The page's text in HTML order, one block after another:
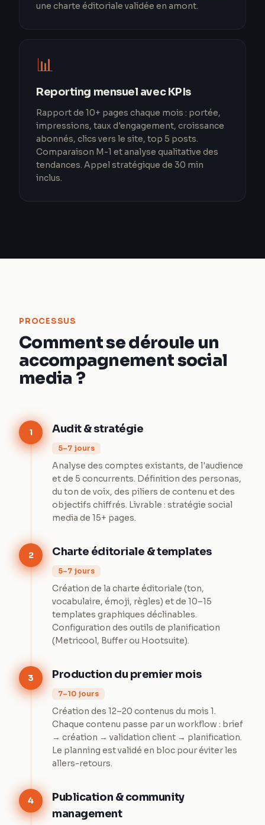
une charte éditoriale validée en amont.
📊
Reporting mensuel avec KPIs
Rapport de 10+ pages chaque mois : portée,
impressions, taux d'engagement, croissance
abonnés, clics vers le site, top 5 posts.
Comparaison M-1 et analyse qualitative des
tendances. Appel stratégique de 30 min
inclus.
PROCESSUS
Comment se déroule un
accompagnement social
media ?
1 Audit & stratégie
5–7 jours
Analyse des comptes existants, de l'audience
et de 5 concurrents. Définition des personas,
du ton de voix, des piliers de contenu et des
objectifs chiffrés. Livrable : stratégie social
media de 15+ pages.
2 Charte éditoriale & templates
5–7 jours
Création de la charte éditoriale (ton,
vocabulaire, émoji, règles) et de 10–15
templates graphiques déclinables.
Configuration des outils de planification
(Metricool, Buffer ou Hootsuite).
3 Production du premier mois
7–10 jours
Création des 12–20 contenus du mois 1.
Chaque contenu passe par un workflow : brief
→ création → validation client → planification.
Le planning est validé en bloc pour éviter les
allers-retours.
4
Publication & community
management